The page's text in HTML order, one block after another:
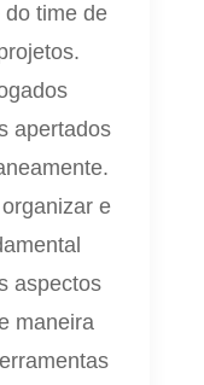
do time de
apertados
e
aspectos
maneira